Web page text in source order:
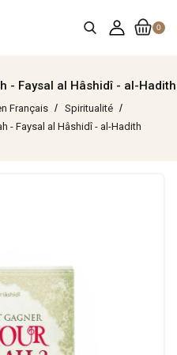
0
- Faysal al Hâshidî - al-Hadith
Français
Spiritualité
- Faysal al Hâshidî - al-Hadith